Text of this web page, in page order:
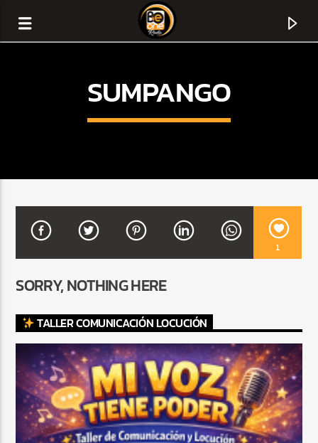
TITLE
CURRENT SHOW
TROPICAL RELAJADO
3:00 AM 6:00 AM
SUMPANGO
1
SORRY, NOTHING HERE
TALLER COMUNICACIÓN LOCUCIÓN